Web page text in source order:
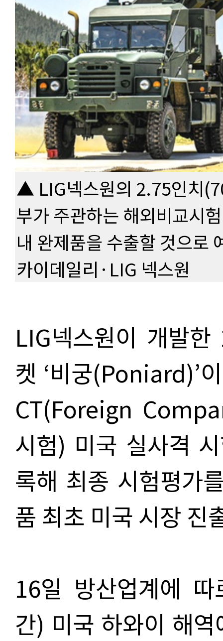
▲ LIG넥스원의 2.75인치
부가 주관하는 해외비교시
내 완제품을 수출할 것으로
카이데일리·LIG 넥스원
LIG넥스원이 개발
켓 ‘비궁(Poniard)’
CT(Foreign
시험) 미국 실사격
록해 최종 시험평가
품 최초 미국 시장 진
16일 방산업계에 따
간) 미국 하와이 해